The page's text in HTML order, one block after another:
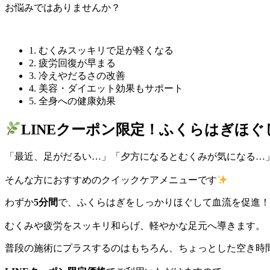
お悩みではありませんか？
1. むくみスッキリで足が軽くなる
2. 疲労回復が早まる
3. 冷えやだるさの改善
4. 美容・ダイエット効果もサポート
5. 全身への健康効果
LINEクーポン限定！ふくらはぎほぐ
「最近、足がだるい…」「夕方になるとむくみが気になる…」
そんな方におすすめのクイックケアメニューです
わずか5分間で、ふくらはぎをしっかりほぐして血流を促進！
むくみや疲労をスッキリ和らげ、軽やかな足元へ導きます。
普段の施術にプラスするのはもちろん、ちょっとした空き